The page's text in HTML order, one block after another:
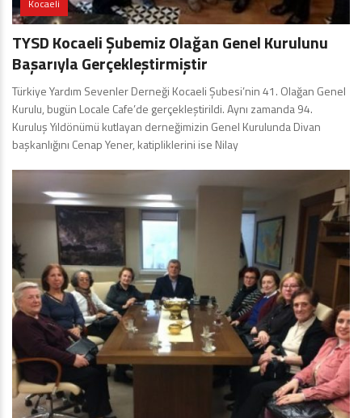
Kocaeli
TYSD Kocaeli Şubemiz Olağan Genel Kurulunu
Başarıyla Gerçekleştirmiştir
Türkiye Yardım Sevenler Derneği Kocaeli Şubesi’nin 41. Olağan Genel
Kurulu, bugün Locale Cafe’de gerçekleştirildi. Aynı zamanda 94.
Kuruluş Yıldönümü kutlayan derneğimizin Genel Kurulunda Divan
başkanlığını Cenap Yener, katipliklerini ise Nilay